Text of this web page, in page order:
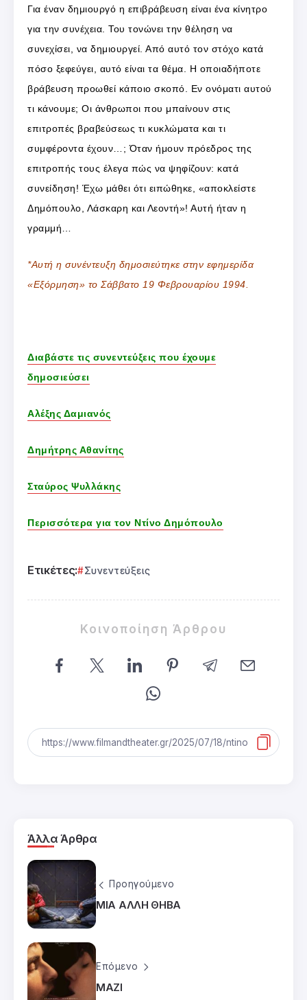
Για έναν δημιουργό η επιβράβευση είναι ένα κίνητρο
για την συνέχεια. Του τονώνει την θέληση να
συνεχίσει, να δημιουργεί. Από αυτό τον στόχο κατά
πόσο ξεφεύγει, αυτό είναι τα θέμα. Η οποιαδήποτε
βράβευση προωθεί κάποιο σκοπό. Εν ονόματι αυτού
τι κάνουμε; Οι άνθρωποι που μπαίνουν στις
επιτροπές βραβεύσεως τι κυκλώματα και τι
συμφέροντα έχουν…; Όταν ήμουν πρόεδρος της
επιτροπής τους έλεγα πώς να ψηφίζουν: κατά
συνείδηση! Έχω μάθει ότι ειπώθηκε, «αποκλείστε
Δημόπουλο, Λάσκαρη και Λεοντή»! Αυτή ήταν η
γραμμή…
*Αυτή η συνέντευξη δημοσιεύτηκε στην εφημερίδα
«Εξόρμηση» το Σάββατο 19 Φεβρουαρίου 1994.
Διαβάστε τις συνεντεύξεις που έχουμε
δημοσιεύσει
Αλέξης Δαμιανός
Δημήτρης Αθανίτης
Σταύρος Ψυλλάκης
Περισσότερα για τον Ντίνο Δημόπουλο
Ετικέτες: Συνεντεύξεις
Κοινοποίηση Άρθρου
Άλλα Άρθρα
Προηγούμενο
ΜΙΑ ΑΛΛΗ ΘΗΒΑ
Επόμενο
ΜΑΖΙ